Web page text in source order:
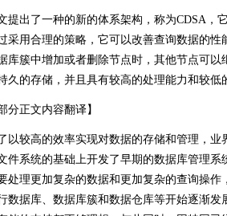
提出了一种的新的体系架构，称为CDSA，
采用合理的策略，它可以改善查询数据的
库簇中增加或者删除节点时，其他节点可
久的存储，并且具有较高的处理能力和较低
分正文内容翻译】
以较高的效率实现对数据的存储和管理，业
件系统的基础上开发了早期的数据库管理
处理更加复杂的数据和更加复杂的查询操作
数据库、数据库簇和数据仓库等开始逐渐